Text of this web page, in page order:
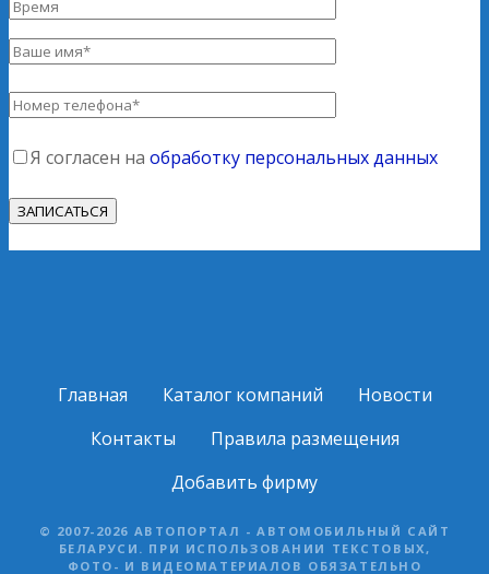
Я согласен на обработку персональных данных
Главная Каталог компаний
Новости
Контакты
Правила размещения
Добавить фирму
© 2007-2026 АВТОПОРТАЛ - АВТОМОБИЛЬНЫЙ САЙТ
БЕЛАРУСИ. ПРИ ИСПОЛЬЗОВАНИИ ТЕКСТОВЫХ,
ФОТО- И ВИДЕОМАТЕРИАЛОВ ОБЯЗАТЕЛЬНО